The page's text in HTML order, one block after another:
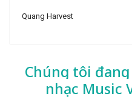
Quang Harvest
Chúng tôi
nhạc Music